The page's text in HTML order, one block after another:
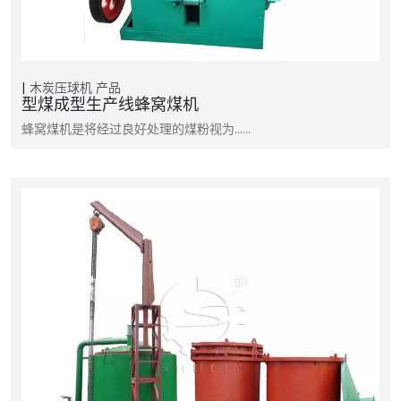
木炭压球机 产品
型煤成型生产线蜂窝煤机
蜂窝煤机是将经过良好处理的煤粉视为……